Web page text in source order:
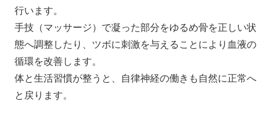
行います。
手技（マッサージ）で凝った部分をゆるめ骨を正しい状
態へ調整したり、ツボに刺激を与えることにより血液の
循環を改善します。
体と生活習慣が整うと、自律神経の働きも自然に正常へ
と戻ります。